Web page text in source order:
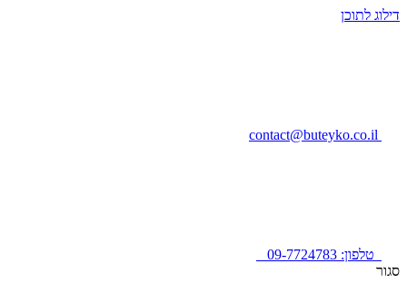
דילוג לתוכן
טלפון: 09-7724783
סגור